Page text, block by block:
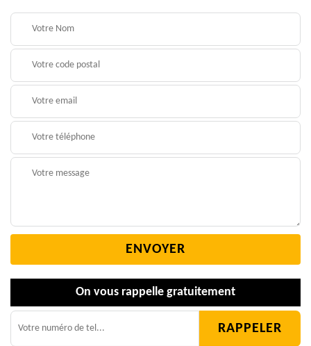
On vous rappelle gratuitement